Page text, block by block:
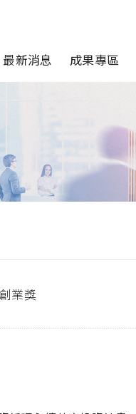
最新消息 成果專區
業獎